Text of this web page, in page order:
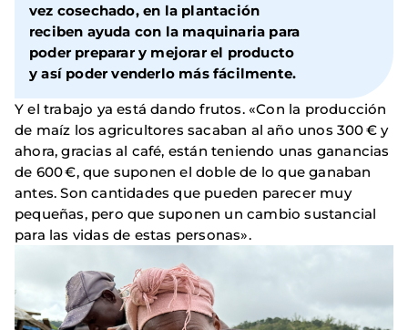
vez cosechado, en la plantación
reciben ayuda con la maquinaria para
poder preparar y mejorar el producto
y así poder venderlo más fácilmente.
Y el trabajo ya está dando frutos. «Con la producción
de maíz los agricultores sacaban al año unos 300 € y
ahora, gracias al café, están teniendo unas ganancias
de 600 €, que suponen el doble de lo que ganaban
antes. Son cantidades que pueden parecer muy
pequeñas, pero que suponen un cambio sustancial
para las vidas de estas personas».